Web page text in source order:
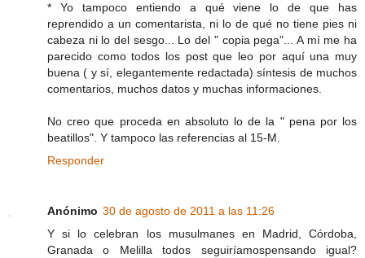
* Yo tampoco entiendo a qué viene lo de que has
reprendido a un comentarista, ni lo de qué no tiene pies ni
cabeza ni lo del sesgo... Lo del " copia pega"... A mí me ha
parecido como todos los post que leo por aquí una muy
buena ( y sí, elegantemente redactada) síntesis de muchos
comentarios, muchos datos y muchas informaciones.
No creo que proceda en absoluto lo de la " pena por los
beatillos". Y tampoco las referencias al 15-M.
Responder
Anónimo 30 de agosto de 2011 a las 11:26
Y si lo celebran los musulmanes en Madrid, Córdoba,
Granada o Melilla todos seguiríamospensando igual?